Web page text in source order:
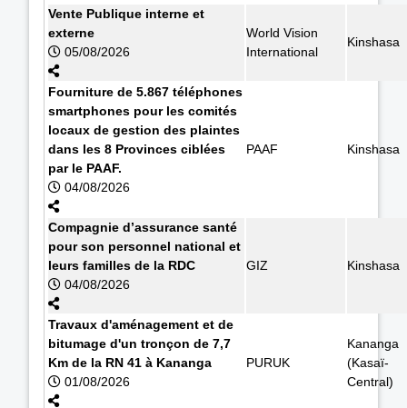
Vente Publique interne et
externe
05/08/2026
World Vision
International
Kinshasa
Fourniture de 5.867 téléphones
smartphones pour les comités
locaux de gestion des plaintes
dans les 8 Provinces ciblées
par le PAAF.
04/08/2026
PAAF Kinshasa
Compagnie d’assurance santé
pour son personnel national et
leurs familles de la RDC
04/08/2026
GIZ Kinshasa
Travaux d'aménagement et de
bitumage d'un tronçon de 7,7
Km de la RN 41 à Kananga
01/08/2026
PURUK
Kananga
(Kasaï-
Central)